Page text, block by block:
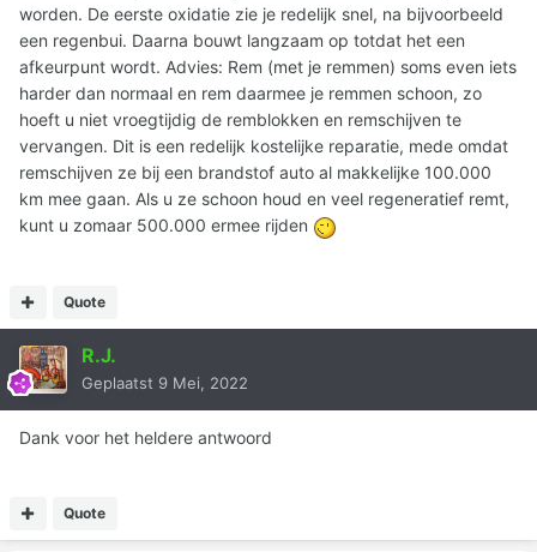
worden. De eerste oxidatie zie je redelijk snel, na bijvoorbeeld
een regenbui. Daarna bouwt langzaam op totdat het een
afkeurpunt wordt. Advies: Rem (met je remmen) soms even iets
harder dan normaal en rem daarmee je remmen schoon, zo
hoeft u niet vroegtijdig de remblokken en remschijven te
vervangen. Dit is een redelijk kostelijke reparatie, mede omdat
remschijven ze bij een brandstof auto al makkelijke 100.000
km mee gaan. Als u ze schoon houd en veel regeneratief remt,
kunt u zomaar 500.000 ermee rijden
Quote
R.J.
Geplaatst 9 Mei, 2022
Dank voor het heldere antwoord
Quote